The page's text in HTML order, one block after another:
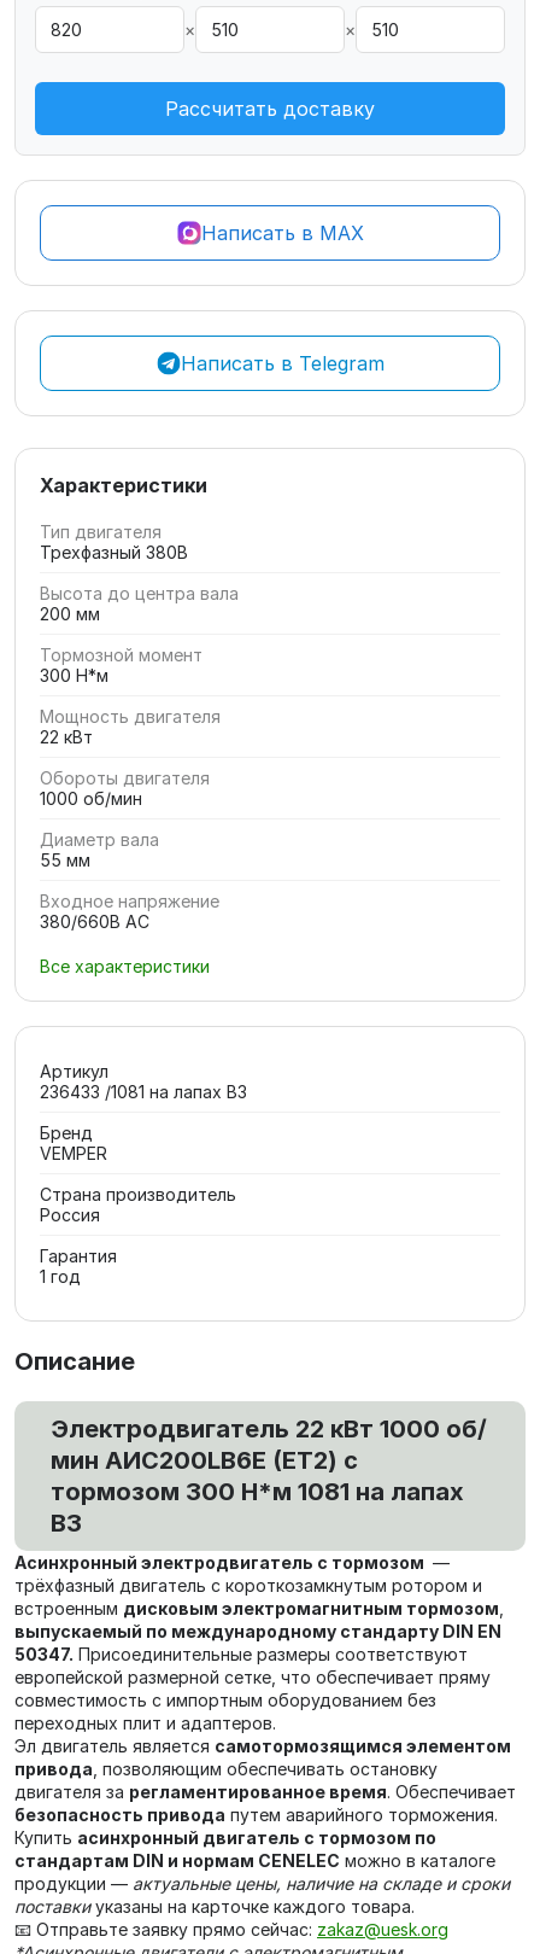
×
×
Рассчитать доставку
Написать в MAX
Написать в Telegram
Характеристики
Тип двигателя
Трехфазный 380В
Высота до центра вала
200 мм
Тормозной момент
300 Н*м
Мощность двигателя
22 кВт
Обороты двигателя
1000 об/мин
Диаметр вала
55 мм
Входное напряжение
380/660В AC
Все характеристики
Артикул
236433 /1081 на лапах В3
Бренд
VEMPER
Страна производитель
Россия
Гарантия
1 год
Описание
Электродвигатель 22 кВт 1000 об/
мин AИC200LB6Е (ET2) с
тормозом 300 Н*м 1081 на лапах
В3
Асинхронный электродвигатель с тормозом —
трёхфазный двигатель с короткозамкнутым ротором и
встроенным дисковым электромагнитным тормозом
выпускаемый по международному стандарту DIN EN
50347. Присоединительные размеры соответствуют
европейской размерной сетке, что обеспечивает пряму
совместимость с импортным оборудованием без
переходных плит и адаптеров.
Эл двигатель является самотормозящимся элементом
привода , позволяющим обеспечивать остановку
двигателя за регламентированное время. Обеспечивает
безопасность привода путем аварийного торможения.
Купить асинхронный двигатель с тормозом по
стандартам DIN и нормам CENELEC можно в каталоге
продукции — актуальные цены, наличие на складе и сроки
поставкиуказаны на карточке каждого товара.
📧 Отправьте заявку прямо сейчас: zakaz@uesk.org